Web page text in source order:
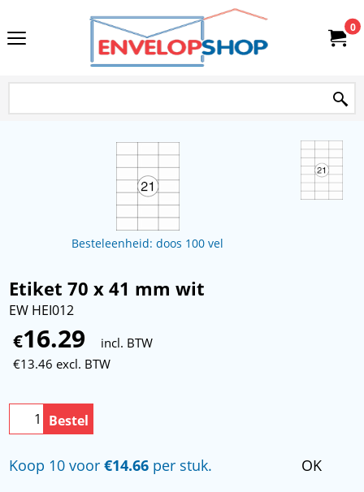
0
Besteleenheid: doos 100 vel
Etiket 70 x 41 mm wit
EW HEI012
€16.29
incl. BTW
€13.46 excl. BTW
Bestel
Koop 10 voor €14.66 per stuk.
OK